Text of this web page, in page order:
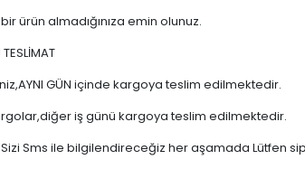
ürün almadığınıza emin olunuz.
GÜN içinde kargoya teslim edilmektedir.
iş günü kargoya teslim edilmektedir.
Sms ile bilgilendireceğiz her aşamada Lütfen